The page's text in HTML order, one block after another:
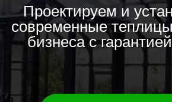
Проектируем и
современные
бизнеса с